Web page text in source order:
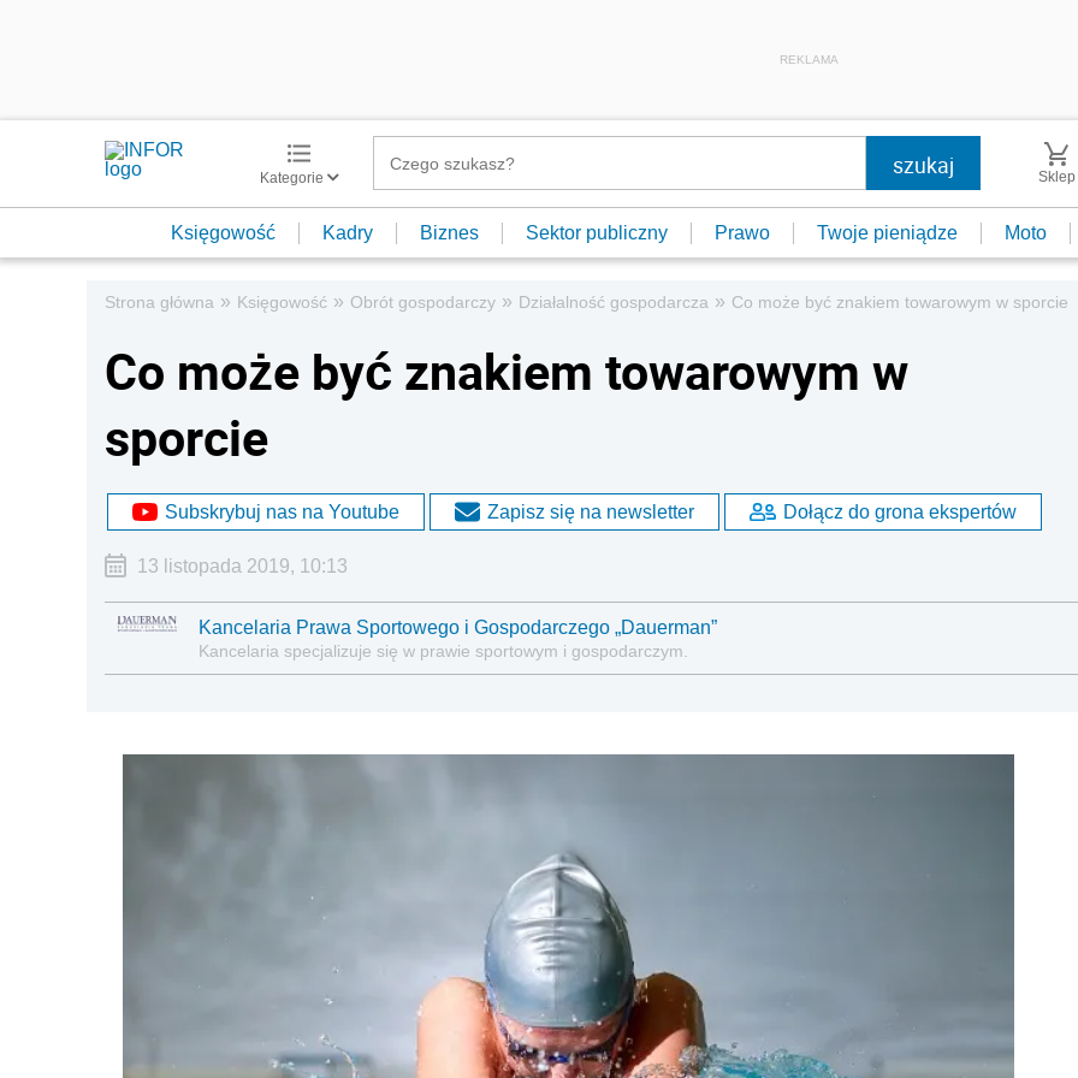
REKLAMA
Kategorie Sklep
Księgowość Kadry Biznes Sektor publiczny Prawo Twoje pieniądze Moto
Strona główna » Księgowość » Obrót gospodarczy » Działalność gospodarcza » Co może być znakiem towarowym w sporcie
Co może być znakiem towarowym w
sporcie
Subskrybuj nas na Youtube Zapisz się na newsletter Dołącz do grona ekspertów
13 listopada 2019, 10:13
Kancelaria Prawa Sportowego i Gospodarczego „Dauerman”
Kancelaria specjalizuje się w prawie sportowym i gospodarczym.